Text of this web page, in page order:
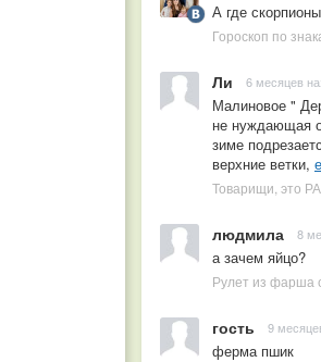
А где
Гороскоп по
Ли 6 месяцев
Малиновое "
не нуждающая
зиме
верхние ветки,
людмила 8
а зачем яйцо?
Рулет из фарша
гость 9
ферма пшик